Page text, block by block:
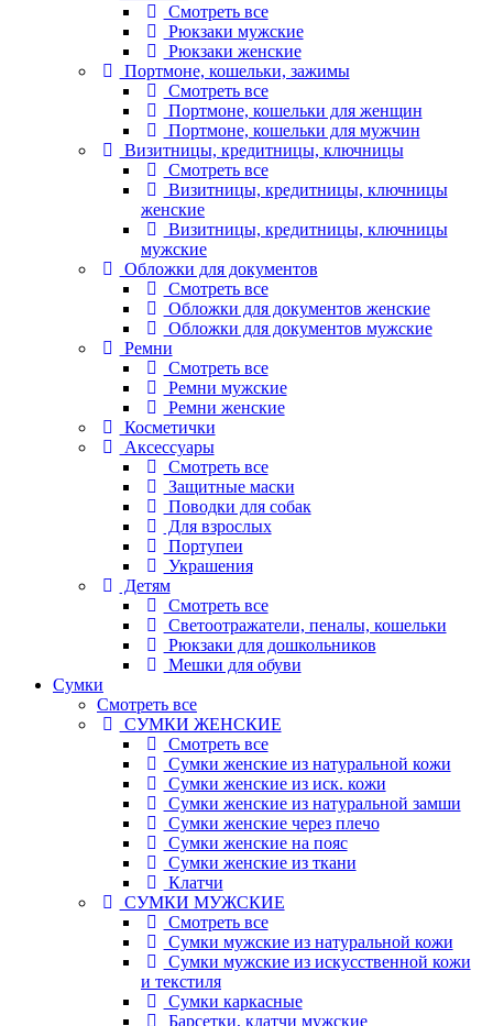
Смотреть все
Рюкзаки мужские
Рюкзаки женские
Портмоне, кошельки, зажимы
Смотреть все
Портмоне, кошельки для женщин
Портмоне, кошельки для мужчин
Визитницы, кредитницы, ключницы
Смотреть все
Визитницы, кредитницы, ключницы
женские
Визитницы, кредитницы, ключницы
мужские
Обложки для документов
Смотреть все
Обложки для документов женские
Обложки для документов мужские
Ремни
Смотреть все
Ремни мужские
Ремни женские
Косметички
Аксессуары
Смотреть все
Защитные маски
Поводки для собак
Для взрослых
Портупеи
Украшения
Детям
Смотреть все
Светоотражатели, пеналы, кошельки
Рюкзаки для дошкольников
Мешки для обуви
Сумки
Смотреть все
СУМКИ ЖЕНСКИЕ
Смотреть все
Сумки женские из натуральной кожи
Сумки женские из иск. кожи
Сумки женские из натуральной замши
Сумки женские через плечо
Сумки женские на пояс
Сумки женские из ткани
Клатчи
СУМКИ МУЖСКИЕ
Смотреть все
Сумки мужские из натуральной кожи
Сумки мужские из искусственной кожи
и текстиля
Сумки каркасные
Барсетки, клатчи мужские